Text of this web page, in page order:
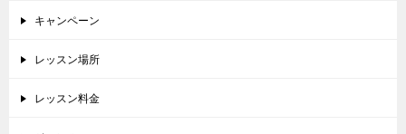
キャンペーン
レッスン場所
レッスン料金